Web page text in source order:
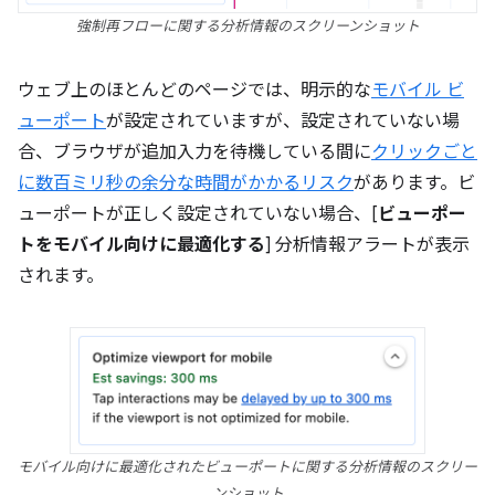
強制再フローに関する分析情報のスクリーンショット
ウェブ上のほとんどのページでは、明示的なモバイル ビ
ューポートが設定されていますが、設定されていない場
合、ブラウザが追加入力を待機している間にクリックごと
に数百ミリ秒の余分な時間がかかるリスクがあります。ビ
ューポートが正しく設定されていない場合、[ビューポー
トをモバイル向けに最適化する] 分析情報アラートが表示
されます。
モバイル向けに最適化されたビューポートに関する分析情報のスクリー